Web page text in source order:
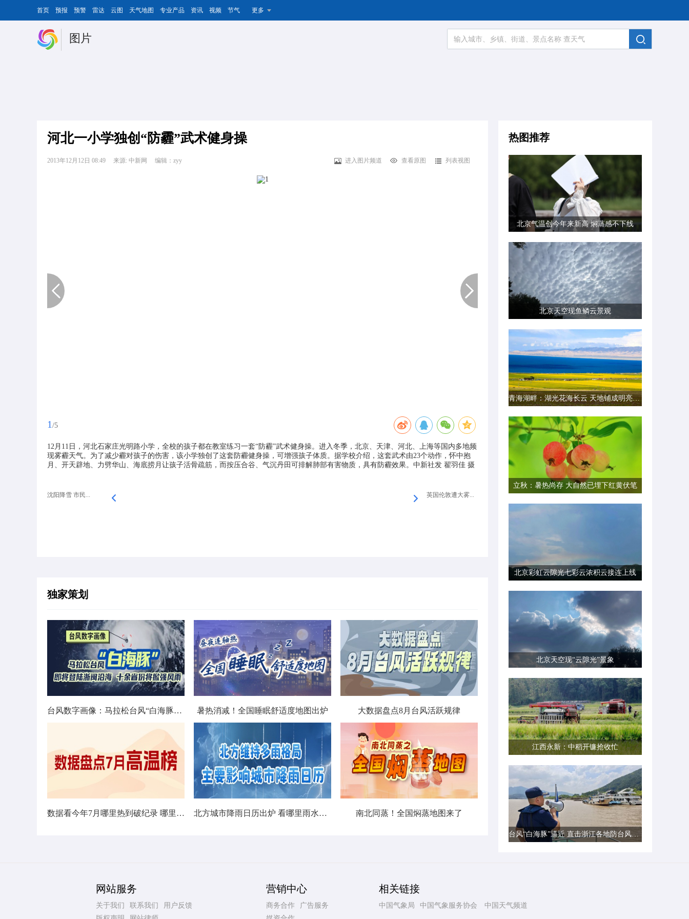
首页 预报 预警 雷达 云图 天气地图 专业产品 资讯 视频 节气 更多
图片
河北一小学独创“防霾”武术健身操
2013年12月12日 08:49 来源: 中新网 编辑：zyy 进入图片频道 查看原图 列表视图
1 /5
12月11日，河北石家庄光明路小学，全校的孩子都在教室练习一套“防霾”武术健身操。进入冬季，北京、天津、河北、上海等国内多地频
现雾霾天气。为了减少霾对孩子的伤害，该小学独创了这套防霾健身操，可增强孩子体质。据学校介绍，这套武术由23个动作，怀中抱
月、开天辟地、力劈华山、海底捞月让孩子活骨疏筋，而按压合谷、气沉丹田可排解肺部有害物质，具有防霾效果。中新社发 翟羽佳 摄
沈阳降雪 市民... 英国伦敦遭大雾...
独家策划
台风数字画像：马拉松台风“白海豚”将影响十余省份 暑热消减！全国睡眠舒适度地图出炉 大数据盘点8月台风活跃规律
数据看今年7月哪里热到破纪录 哪里暑热连轴转 北方城市降雨日历出炉 看哪里雨水超长待机 南北同蒸！全国焖蒸地图来了
热图推荐
北京气温创今年来新高 焖蒸感不下线
北京天空现鱼鳞云景观
青海湖畔：湖光花海长云 天地铺成明亮画卷
立秋：暑热尚存 大自然已埋下红黄伏笔
北京彩虹云隙光七彩云浓积云接连上线
北京天空现“云隙光”景象
江西永新：中稻开镰抢收忙
台风“白海豚”逼近 直击浙江各地防台风一线现场
网站服务
关于我们 联系我们
用户反馈
营销中心
商务合作
广告服务
相关链接
中国气象局 中国气象服务协会 中国天气频道